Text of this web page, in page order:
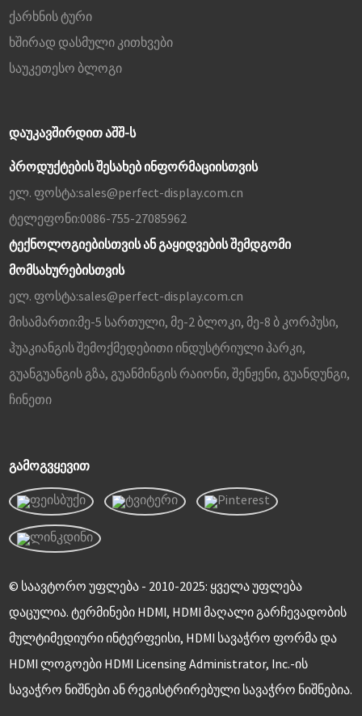
ქარხნის ტური
ხშირად დასმული კითხვები
საუკეთესო ბლოგი
ᲓᲐᲣᲙᲐᲕᲨᲘᲠᲓᲘᲗ ᲐᲨᲨ-Ს
პროდუქტების შესახებ ინფორმაციისთვის
ელ. ფოსტა:sales@perfect-display.com.cn
ტელეფონი:0086-755-27085962
ტექნოლოგიებისთვის ან გაყიდვების შემდგომი
მომსახურებისთვის
ელ. ფოსტა:sales@perfect-display.com.cn
მისამართი:მე-5 სართული, მე-2 ბლოკი, მე-8 ბ კორპუსი,
ჰუაკიანგის შემოქმედებითი ინდუსტრიული პარკი,
გუანგუანგის გზა, გუანმინგის რაიონი, შენჟენი, გუანდუნგი,
ჩინეთი
ᲒᲐᲛᲝᲒᲕᲧᲔᲕᲘᲗ
© საავტორო უფლება - 2010-2025: ყველა უფლება
დაცულია. ტერმინები HDMI, HDMI მაღალი გარჩევადობის
მულტიმედიური ინტერფეისი, HDMI სავაჭრო ფორმა და
HDMI ლოგოები HDMI Licensing Administrator, Inc.-ის
სავაჭრო ნიშნები ან რეგისტრირებული სავაჭრო ნიშნებია.